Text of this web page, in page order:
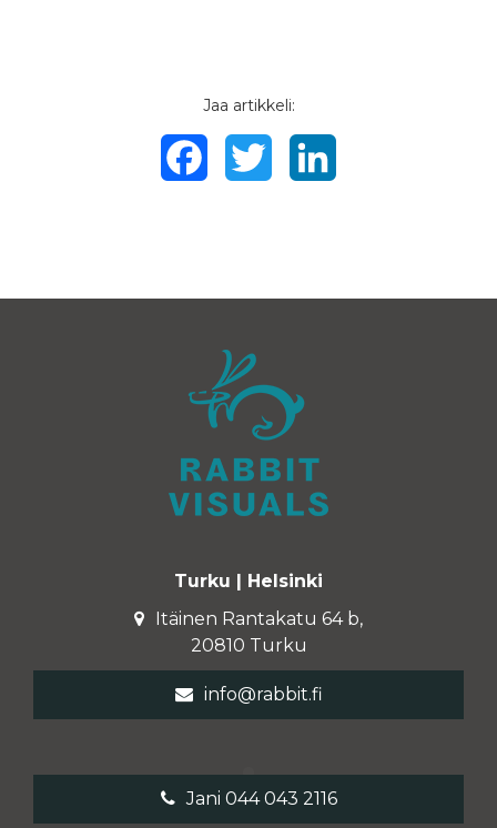
Jaa artikkeli:
FacebookTwitter
Turku | Helsinki
Itäinen Rantakatu 64 b,
20810 Turku
info@rabbit.fi
Jani 044 043 2116